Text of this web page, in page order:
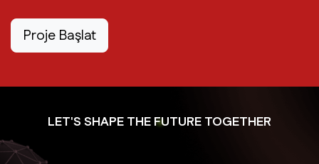
Proje Başlat
LET'S SHAPE THE FUTURE TOGETHER